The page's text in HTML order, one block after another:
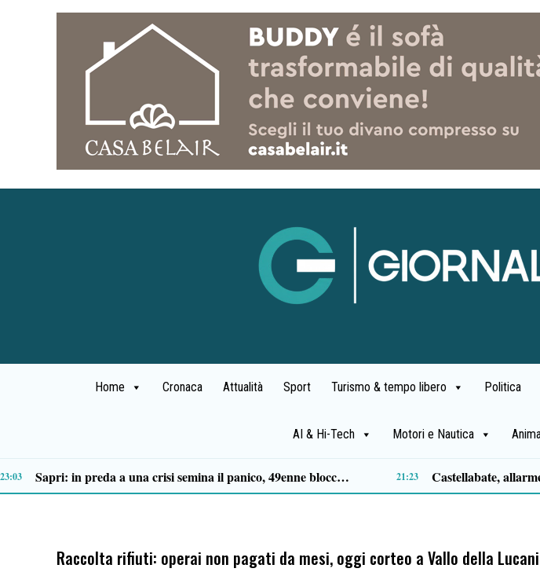
Home Cronaca Attualità Sport Turismo & tempo libero Politica
AI & Hi-Tech Motori e Nautica
Tortorella celebra la Fiera di San Basilio: tra antichi mestieri, bestiame e la musica della Bandabardò 14:49
Raccolta rifiuti: operai non pagati da mesi, oggi corteo a Vallo della